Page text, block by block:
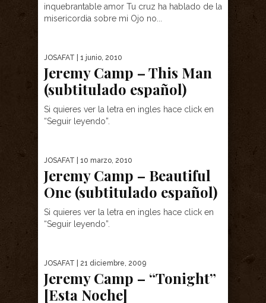
inquebrantable amor Tu cruz ha hablado de la
misericordia sobre mi Ojo no...
JOSAFAT | 1 junio, 2010
Jeremy Camp – This Man
(subtitulado español)
Si quieres ver la letra en ingles hace click en
“Seguir leyendo”.
JOSAFAT | 10 marzo, 2010
Jeremy Camp – Beautiful
One (subtitulado español)
Si quieres ver la letra en ingles hace click en
“Seguir leyendo”.
JOSAFAT | 21 diciembre, 2009
Jeremy Camp – “Tonight”
[Esta Noche]